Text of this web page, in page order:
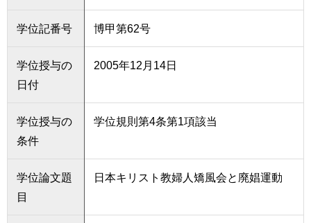
学位記番号 博甲第62号
学位授与の
日付
2005年12月14日
学位授与の
条件
学位規則第4条第1項該当
学位論文題
目
日本キリスト教婦人矯風会と廃娼運動